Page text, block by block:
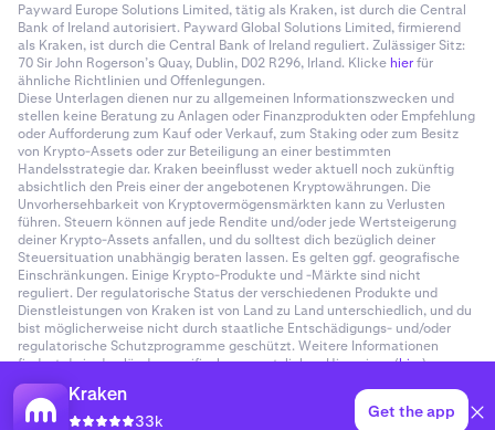
Kraken
33k Get the app
Payward Europe Solutions Limited, tätig als Kraken, ist durch die Central
Bank of Ireland autorisiert. Payward Global Solutions Limited, firmierend
als Kraken, ist durch die Central Bank of Ireland reguliert. Zulässiger Sitz:
70 Sir John Rogerson’s Quay, Dublin, D02 R296, Irland. Klicke hierfür
ähnliche Richtlinien und Offenlegungen.
Diese Unterlagen dienen nur zu allgemeinen Informationszwecken und
stellen keine Beratung zu Anlagen oder Finanzprodukten oder Empfehlung
oder Aufforderung zum Kauf oder Verkauf, zum Staking oder zum Besitz
von Krypto-Assets oder zur Beteiligung an einer bestimmten
Handelsstrategie dar. Kraken beeinflusst weder aktuell noch zukünftig
absichtlich den Preis einer der angebotenen Kryptowährungen. Die
Unvorhersehbarkeit von Kryptovermögensmärkten kann zu Verlusten
führen. Steuern können auf jede Rendite und/oder jede Wertsteigerung
deiner Krypto-Assets anfallen, und du solltest dich bezüglich deiner
Steuersituation unabhängig beraten lassen. Es gelten ggf. geografische
Einschränkungen. Einige Krypto-Produkte und -Märkte sind nicht
reguliert. Der regulatorische Status der verschiedenen Produkte und
Dienstleistungen von Kraken ist von Land zu Land unterschiedlich, und du
bist möglicherweise nicht durch staatliche Entschädigungs- und/oder
regulatorische Schutzprogramme geschützt. Weitere Informationen
findest du in den länderspezifischen gesetzlichen Hinweisen (hier).